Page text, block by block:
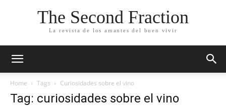
The Second Fraction
La revista de los amantes del buen vivir
Home Tags Curiosidades sobre el vino
Tag: curiosidades sobre el vino